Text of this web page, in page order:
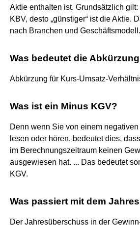
Aktie enthalten ist. Grundsätzlich
KBV, desto „günstiger“ ist die Aktie.
nach Branchen und Geschäftsmodell.
Was bedeutet die
Abkürzung für Kurs-Umsatz-
Was ist ein Minus KGV?
Denn wenn Sie von einem
lesen oder hören, bedeutet dies,
im Berechnungszeitraum keinen
ausgewiesen hat. ... Das bedeutet
KGV.
Was passiert mit dem
Der Jahresüberschuss in der